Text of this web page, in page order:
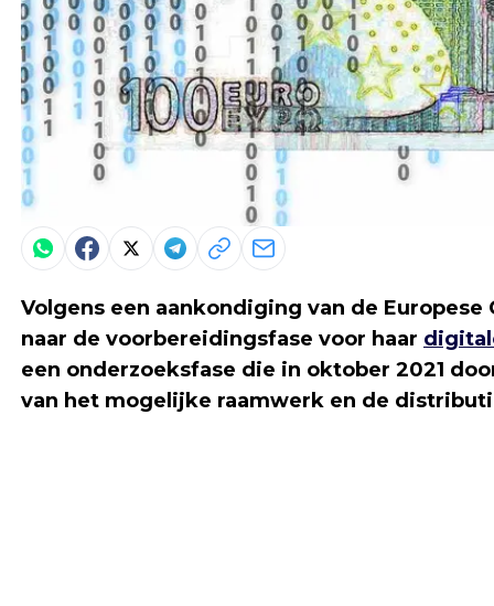
Volgens een aankondiging van de
naar de voorbereidingsfase voor haar
een onderzoeksfase die in oktober 2021
van het mogelijke raamwerk en de